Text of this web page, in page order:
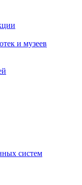
и музеев
систем